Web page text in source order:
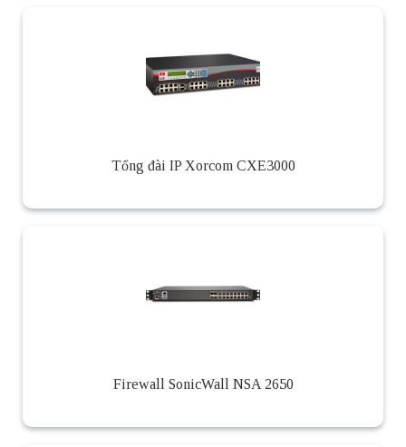
Tổng đài IP Xorcom CXE3000
Firewall SonicWall NSA 2650